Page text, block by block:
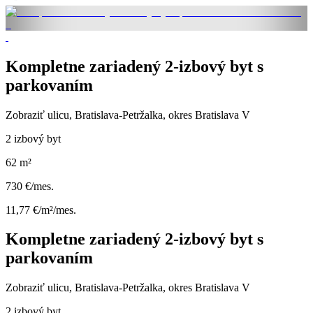
Kompletne zariadený 2-izbový byt s
parkovaním
Zobraziť ulicu, Bratislava-Petržalka, okres Bratislava V
2 izbový byt
62 m²
730 €/mes.
11,77 €/m²/mes.
Kompletne zariadený 2-izbový byt s
parkovaním
Zobraziť ulicu, Bratislava-Petržalka, okres Bratislava V